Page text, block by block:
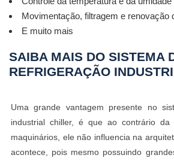
Movimentação, filtragem e renovação
E muito mais
SAIBA MAIS DO SISTEMA
REFRIGERAÇÃO
Uma grande vantagem presente no
industrial chiller, é que ao contrário da
maquinários, ele não influencia na
acontece, pois mesmo possuindo